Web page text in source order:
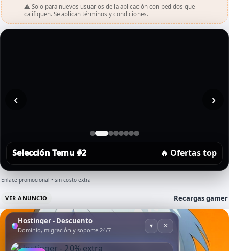
Hostinger - Descuento
Dominio, migración y soporte 24/7 ▾ ✕
⚠️ Solo para nuevos usuarios de la aplicación con pedidos que
califiquen. Se aplican términos y condiciones.
‹
Selección Temu #2 🔥 Ofertas top
›
Enlace promocional • sin costo extra
VER ANUNCIO Recargas gamer